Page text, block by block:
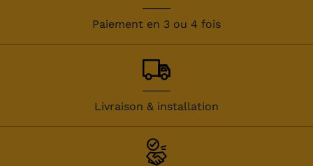
Paiement en 3 ou 4 fois
Livraison & installation